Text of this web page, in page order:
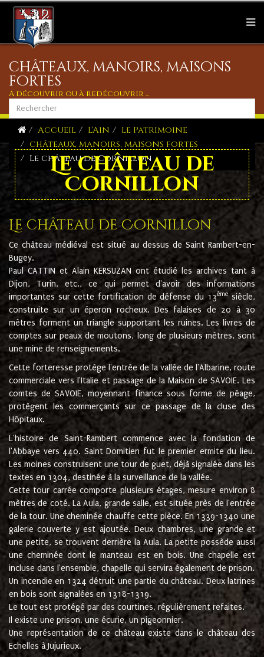
châteaux, manoirs, maisons
fortes
A découvrir ou à redécouvrir ...
Accueil L'Ain
Le Patrimoine
châteaux, manoirs, maisons fortes
Le château de Cornillon
Le château de
Cornillon
Le château de Cornillon
Ce château médiéval est situé au dessus de Saint Rambert-en-
Bugey.
Paul CATTIN et Alain KERSUZAN ont étudié les archives tant à
Dijon, Turin, etc., ce qui permet d'avoir des informations
importantes sur cette fortification de défense du 13èmesiècle,
construite sur un éperon rocheux. Des falaises de 20 à 30
mètres forment un triangle supportant les ruines. Les livres de
comptes sur peaux de moutons, long de plusieurs mètres, sont
une mine de renseignements.
Cette forteresse protège l'entrée de la vallée de l'Albarine, route
commerciale vers l'Italie et passage de la Maison de SAVOIE. Les
comtes de SAVOIE, moyennant finance sous forme de péage,
protègent les commerçants sur ce passage de la cluse des
Hôpitaux.
L'histoire de Saint-Rambert commence avec la fondation de
l'Abbaye vers 440. Saint Domitien fut le premier ermite du lieu.
Les moines construisent une tour de guet, déjà signalée dans les
textes en 1304, destinée à la surveillance de la vallée.
Cette tour carrée comporte plusieurs étages, mesure environ 8
mètres de coté. La Aula, grande salle, est située près de l'entrée
de la tour. Une cheminée chauffe cette pièce. En 1339-1340 une
galerie couverte y est ajoutée. Deux chambres, une grande et
une petite, se trouvent derrière la Aula. La petite possède aussi
une cheminée dont le manteau est en bois. Une chapelle est
incluse dans l'ensemble, chapelle qui servira également de prison.
Un incendie en 1324 détruit une partie du château. Deux latrines
en bois sont signalées en 1318-1319.
Le tout est protégé par des courtines, régulièrement refaites.
Il existe une prison, une écurie, un pigeonnier.
Une représentation de ce château existe dans le château des
Echelles à Jujurieux.